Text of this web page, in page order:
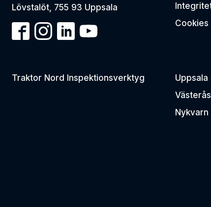
Lövstalöt, 755 93 Uppsala
Cookies
Traktor Nord Inspektionsverktyg Uppsala
Nykvarn